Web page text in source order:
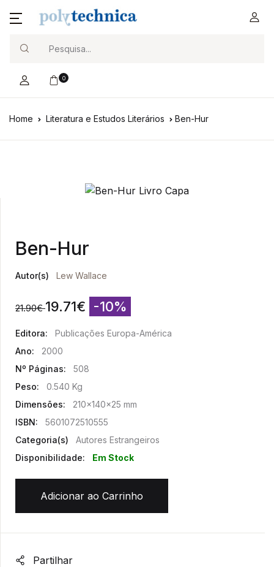
0
Home Literatura e Estudos Literários Ben-Hur
Ben-Hur
Autor(s) Lew Wallace
21.90€ 19.71€ -10%
Editora:
Publicações Europa-América
Ano:
2000
Nº Páginas:
508
Peso:
0.540 Kg
Dimensões:
210x140x25 mm
ISBN:
5601072510555
Categoria(s)
Autores Estrangeiros
Disponibilidade:
Em Stock
Adicionar ao Carrinho
Partilhar